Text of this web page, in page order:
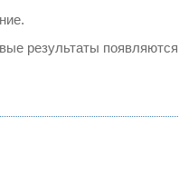
результаты появляются